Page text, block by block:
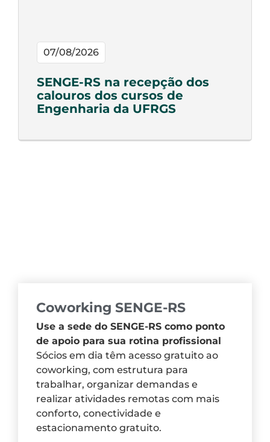
07/08/2026
SENGE-RS na recepção dos
calouros dos cursos de
Engenharia da UFRGS
Coworking SENGE-RS
Use a sede do SENGE-RS como ponto
de apoio para sua rotina profissional
Sócios em dia têm acesso gratuito ao
coworking, com estrutura para
trabalhar, organizar demandas e
realizar atividades remotas com mais
conforto, conectividade e
estacionamento gratuito.